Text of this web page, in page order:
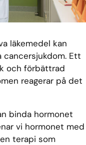
läkemedel kan
cancersjukdom. Ett
och förbättrad
reagerar på det
binda hormonet
vi hormonet med
terapi som